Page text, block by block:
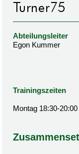
Abteilungsleiter
Egon Kummer
Trainingszeiten
Montag 18:30-20:00